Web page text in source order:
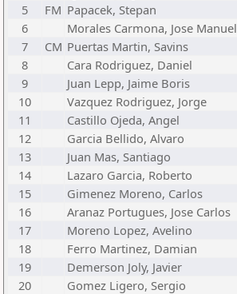
5
FM Papacek, Stepan
6
Morales Carmona, Jose Manuel
7
CM Puertas Martin, Savins
8
Cara Rodriguez, Daniel
9
Juan Lepp, Jaime Boris
10
Vazquez Rodriguez, Jorge
11
Castillo Ojeda, Angel
12
Garcia Bellido, Alvaro
13
Juan Mas, Santiago
14
Lazaro Garcia, Roberto
15
Gimenez Moreno, Carlos
16
Aranaz Portugues, Jose Carlos
17
Moreno Lopez, Avelino
18
Ferro Martinez, Damian
19
Demerson Joly, Javier
20
Gomez Ligero, Sergio